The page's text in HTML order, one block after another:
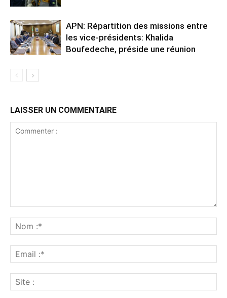
APN: Répartition des missions entre
les vice-présidents: Khalida
Boufedeche, préside une réunion
LAISSER UN COMMENTAIRE